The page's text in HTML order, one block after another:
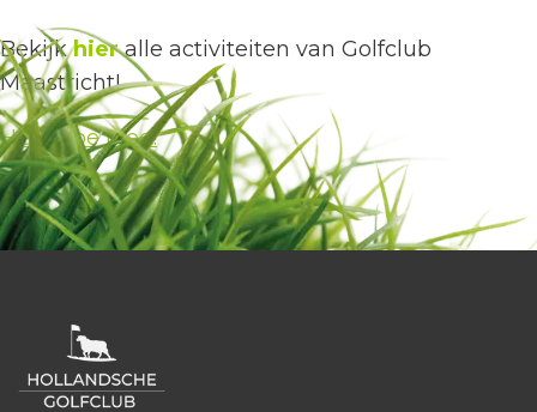
Bekijkhieralle activiteiten van Golfclub
Maastricht!
HGC Doe Mee!